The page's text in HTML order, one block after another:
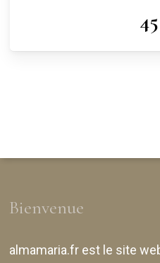
Bienvenue
almamaria.fr est le site